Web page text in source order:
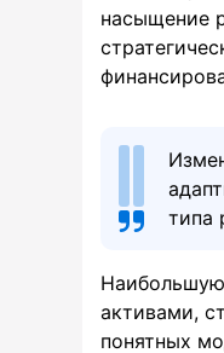
насыщение
типа
активами,
понятных